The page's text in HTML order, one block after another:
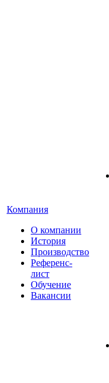
Компания
О компании
История
Производство
Референс-
лист
Обучение
Вакансии